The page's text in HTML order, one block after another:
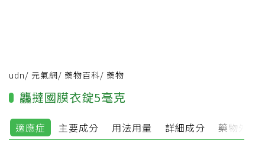
udn/ 元氣網/ 藥物百科/ 藥物
龘撻國膜衣錠5毫克
適應症 主要成分 用法用量 詳細成分 藥物外觀